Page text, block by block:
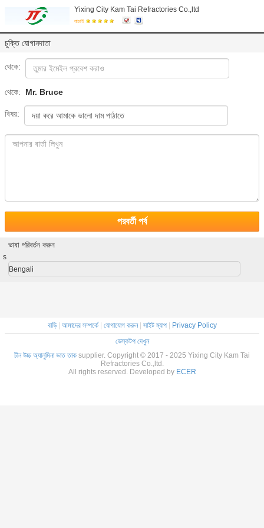
Yixing City Kam Tai Refractories Co.,ltd
যাচাই
চুক্তি যোগানদাতা
থেকে:
থেকে: Mr. Bruce
বিষয়:
পরবর্তী পর্ব
ভাষা পরিবর্তন করুন
s
Bengali
বাড়ি| আমাদের সম্পর্কে| যোগাযোগ করুন| সাইট ম্যাপ|
Privacy Policy
ডেস্কটপ দেখুন
চীন উচ্চ অ্যালুমিনা ভাত তাক supplier. Copyright © 2017 - 2025 Yixing City Kam Tai
Refractories Co.,ltd.
All rights reserved. Developed by ECER